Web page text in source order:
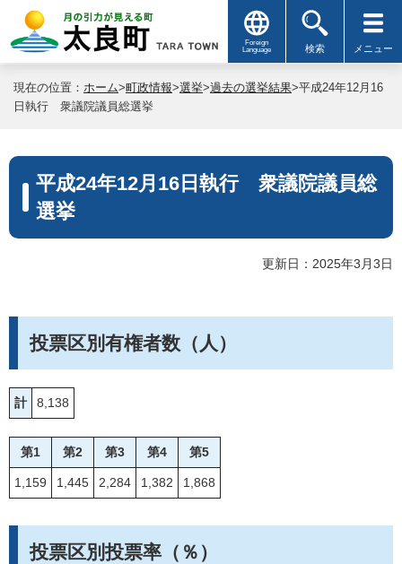
Foreign
Language
検索 メニュー
現在の位置： ホーム>町政情報>選挙>過去の選挙結果>平成24年12月16
日執行 衆議院議員総選挙
平成24年12月16日執行 衆議院議員総
選挙
更新日：2025年3月3日
投票区別有権者数（人）
計 8,138
第1 第2 第3 第4 第5
1,159 1,445 2,284 1,382 1,868
投票区別投票率（％）